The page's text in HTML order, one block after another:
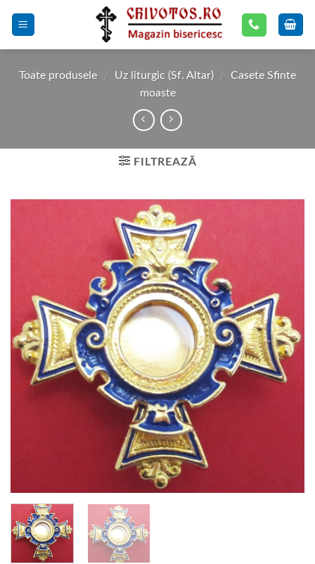
Toate produsele / Uz liturgic (Sf. Altar) /
Casete Sfinte
moaste
FILTREAZĂ